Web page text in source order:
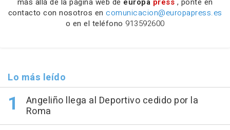
contacto con nosotros en comunicacion@europapress.es
o en el teléfono 913592600
Lo más leído
Angeliño llega al Deportivo cedido por la
Roma